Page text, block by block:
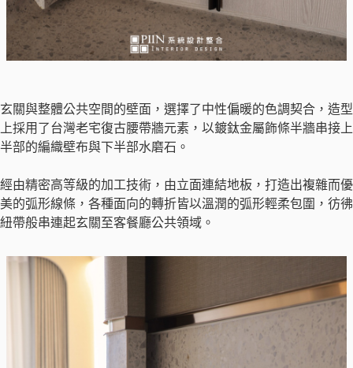
玄關與整體公共空間的壁面，選擇了中性偏暖的色調契合，造型
上採用了台灣老宅復古腰帶牆元素，以鍍鈦金屬飾條半牆串接上
半部的編織壁布與下半部水磨石。
經由精密高等級的加工技術，由立面連結地板，打造出複雜而優
美的弧形線條，各種面向的轉折皆以溫潤的弧形輕柔包圍，彷彿
紐帶般串連起玄關至客餐廳公共領域。